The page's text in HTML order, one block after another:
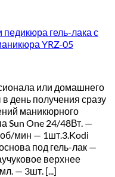
гель-лака с
YRZ-05
или домашнего
день получения сразу
маникюрного
Sun One 24/48Вт. —
мин — 1шт.3.Kodi
под гель-лак —
верхнее
— 3шт. [...]